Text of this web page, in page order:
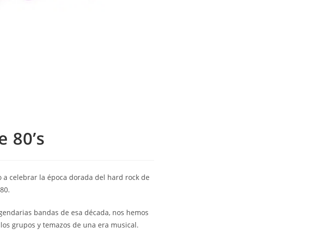
80’s
a celebrar la época dorada del hard rock de
bandas de esa década, nos hemos
grupos y temazos de una era musical.